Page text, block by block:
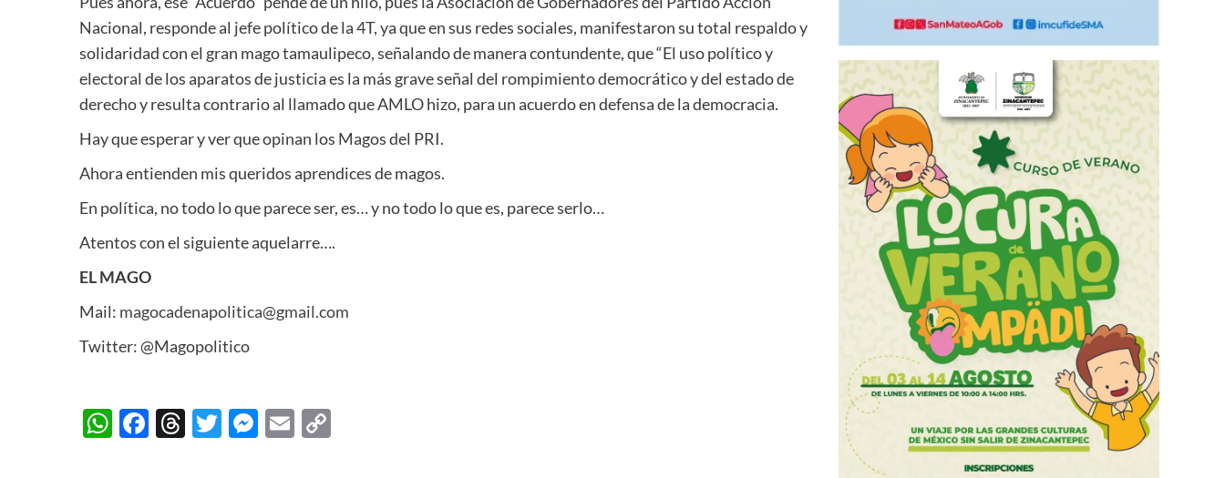
Nacional, responde al jefe político de la 4T, ya que en sus redes sociales, manifestaron su total respaldo y
solidaridad con el gran mago tamaulipeco, señalando de manera contundente, que “El uso político y
electoral de los aparatos de justicia es la más grave señal del rompimiento democrático y del estado de
derecho y resulta contrario al llamado que AMLO hizo, para un acuerdo en defensa de la democracia.
Hay que esperar y ver que opinan los Magos del PRI.
Ahora entienden mis queridos aprendices de magos.
En política, no todo lo que parece ser, es… y no todo lo que es, parece serlo…
Atentos con el siguiente aquelarre….
EL MAGO
Mail: magocadenapolitica@gmail.com
Twitter: @Magopolitico
WhatsApp
Facebook
Threads
Twitter
Messenger
Email